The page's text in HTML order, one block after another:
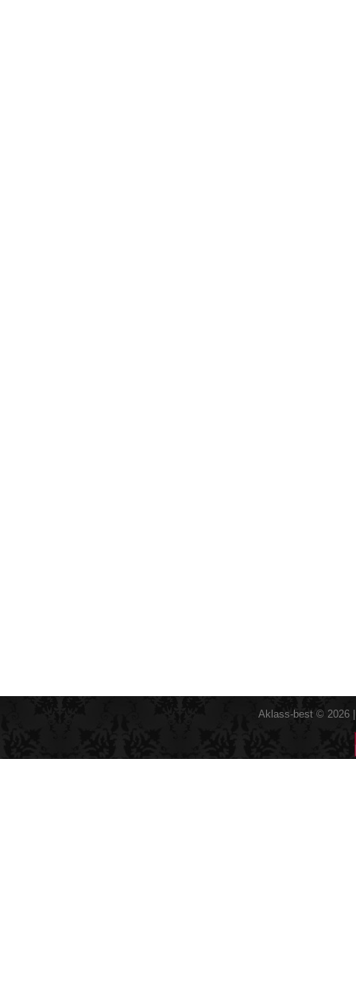
Aklass-best © 2026